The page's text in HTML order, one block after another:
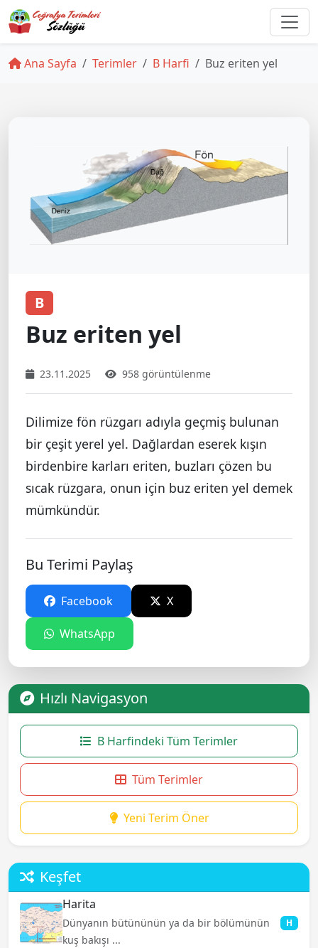
Ana Sayfa Terimler B Harfi Buz eriten yel
B
Buz eriten yel
23.11.2025 958 görüntülenme
Dilimize fön rüzgarı adıyla geçmiş bulunan
bir çeşit yerel yel. Dağlardan eserek kışın
birdenbire karları eriten, buzları çözen bu
sıcak rüzgara, onun için buz eriten yel demek
mümkündür.
Bu Terimi Paylaş
Facebook X
WhatsApp
Hızlı Navigasyon
B Harfindeki Tüm Terimler
Tüm Terimler
Yeni Terim Öner
Keşfet
Harita
Dünyanın bütününün ya da bir bölümünün
kuş bakışı ...
H